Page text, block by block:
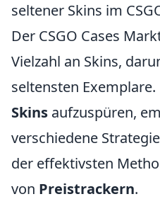
seltener Skins im
Der CSGO Cases
Vielzahl an Skins,
seltensten
Skins aufzuspüren,
verschiedene
der effektivsten
von Preistrackern.